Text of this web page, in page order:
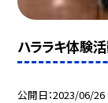
ハララキ体験
公開日 2023/06/26